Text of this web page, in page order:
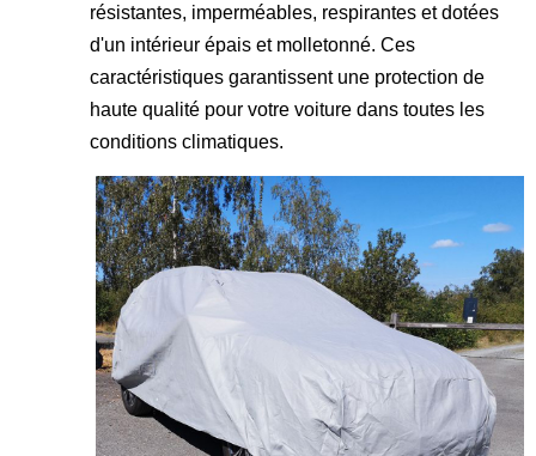
résistantes, imperméables, respirantes et dotées
d'un intérieur épais et molletonné. Ces
caractéristiques garantissent une protection de
haute qualité pour votre voiture dans toutes les
conditions climatiques.